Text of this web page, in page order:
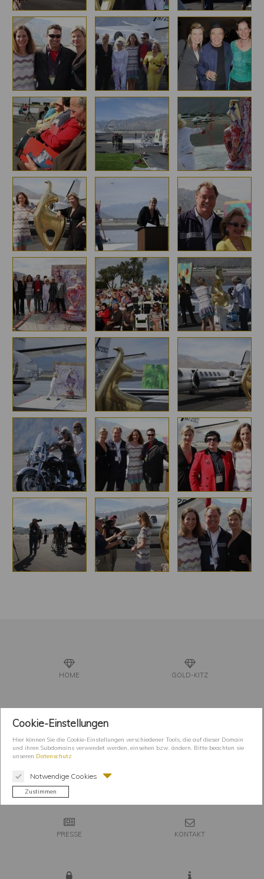
HOME GOLD-KITZ
GOLD-KIDS
GOLDSCHMIEDE-KUNST
PRESSE KONTAKT
Cookie-Einstellungen
Hier können Sie die Cookie-Einstellungen verschiedener Tools, die auf dieser Domain
und ihren Subdomains verwendet werden, einsehen bzw. ändern. Bitte beachten sie
unseren Datenschutz
Notwendige Cookies